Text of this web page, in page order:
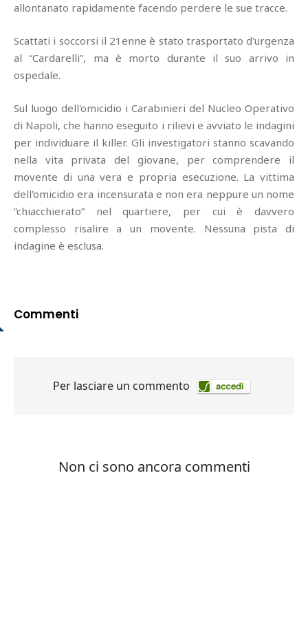
allontanato rapidamente facendo perdere le sue tracce.
Scattati i soccorsi il 21enne è stato trasportato d'urgenza
al “Cardarelli”, ma è morto durante il suo arrivo in
ospedale.
Sul luogo dell'omicidio i Carabinieri del Nucleo Operativo
di Napoli, che hanno eseguito i rilievi e avviato le indagini
per individuare il killer. Gli investigatori stanno scavando
nella vita privata del giovane, per comprendere il
movente di una vera e propria esecuzione. La vittima
dell'omicidio era incensurata e non era neppure un nome
“chiacchierato” nel quartiere, per cui è davvero
complesso risalire a un movente. Nessuna pista di
indagine è esclusa.
Commenti